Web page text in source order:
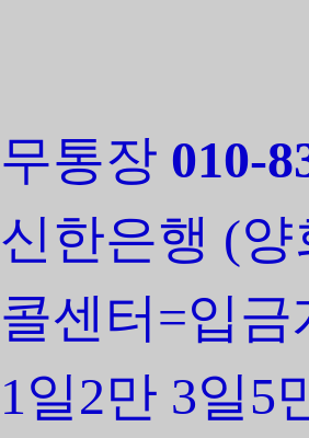
무통장 010-
신한은행 (양
콜센터=입금
1일2만 3일5